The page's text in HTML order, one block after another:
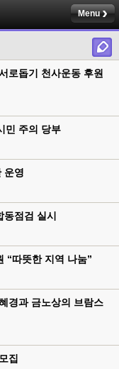
Menu
로돕기 천사운동 후원
민 주의 당부
운영
점검 실시
“따뜻한 지역 나눔”
경과 금노상의 브람스
집